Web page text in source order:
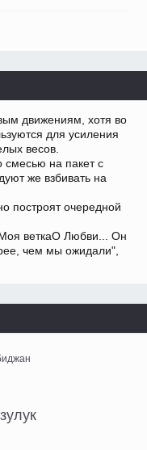
движениям, хотя во
для усиления
весов.
смесью на пакет с
же взбивать на
построят очередной
веткаО Любви... Он
чем мы ожидали",